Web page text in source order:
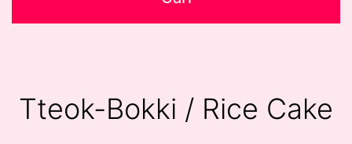
Tteok-Bokki / Rice Cake